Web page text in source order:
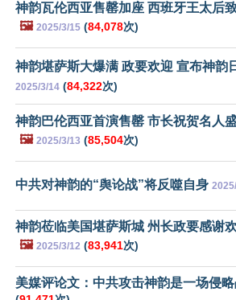
神韵瓦伦西亚售罄加座 西班牙王太后
🖼️ 2025/3/15 (84,078次)
神韵堪萨斯大爆满 政要欢迎 宣布神韵
2025/3/14 (84,322次)
神韵巴伦西亚首演售罄 市长祝贺名人
🖼️ 2025/3/13 (85,504次)
中共对神韵的“舆论战”将反噬自身
神韵莅临美国堪萨斯城 州长政要感谢
🖼️ 2025/3/12 (83,941次)
美媒评论文：中共攻击神韵是一场侵